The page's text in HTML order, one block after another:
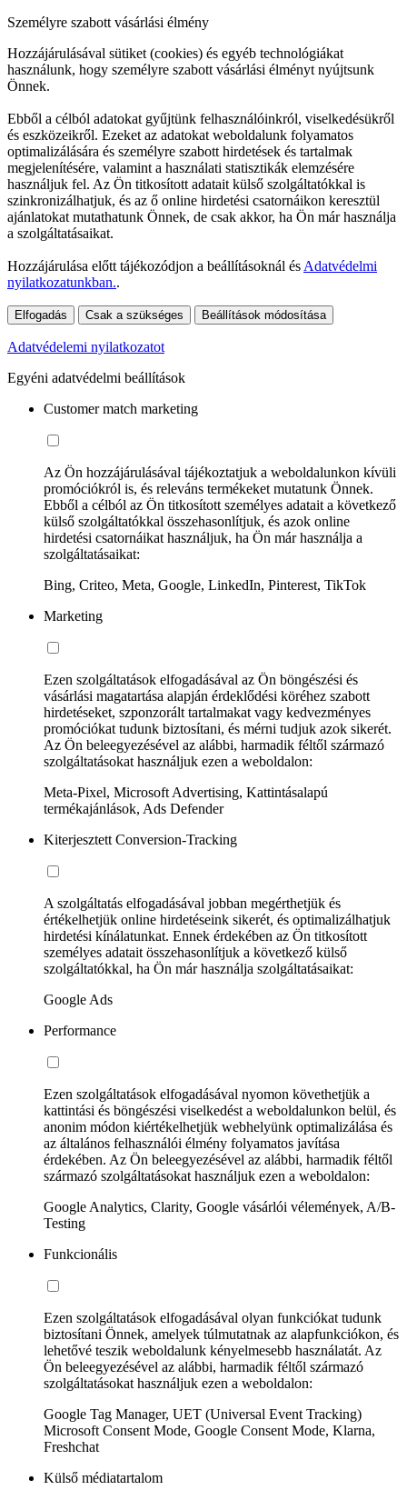
Személyre szabott vásárlási élmény
Hozzájárulásával sütiket (cookies) és egyéb technológiákat
használunk, hogy személyre szabott vásárlási élményt nyújtsunk
Önnek.
Ebből a célból adatokat gyűjtünk felhasználóinkról, viselkedésükről
és eszközeikről. Ezeket az adatokat weboldalunk folyamatos
optimalizálására és személyre szabott hirdetések és tartalmak
megjelenítésére, valamint a használati statisztikák elemzésére
használjuk fel. Az Ön titkosított adatait külső szolgáltatókkal is
szinkronizálhatjuk, és az ő online hirdetési csatornáikon keresztül
ajánlatokat mutathatunk Önnek, de csak akkor, ha Ön már használja
a szolgáltatásaikat.
Hozzájárulása előtt tájékozódjon a beállításoknál és Adatvédelmi
nyilatkozatunkban..
Elfogadás Csak a szükséges Beállítások módosítása
Adatvédelemi nyilatkozatot
Egyéni adatvédelmi beállítások
Customer match marketing
Az Ön hozzájárulásával tájékoztatjuk a weboldalunkon kívüli
promóciókról is, és releváns termékeket mutatunk Önnek.
Ebből a célból az Ön titkosított személyes adatait a következő
külső szolgáltatókkal összehasonlítjuk, és azok online
hirdetési csatornáikat használjuk, ha Ön már használja a
szolgáltatásaikat:
Bing, Criteo, Meta, Google, LinkedIn, Pinterest, TikTok
Marketing
Ezen szolgáltatások elfogadásával az Ön böngészési és
vásárlási magatartása alapján érdeklődési köréhez szabott
hirdetéseket, szponzorált tartalmakat vagy kedvezményes
promóciókat tudunk biztosítani, és mérni tudjuk azok sikerét.
Az Ön beleegyezésével az alábbi, harmadik féltől származó
szolgáltatásokat használjuk ezen a weboldalon:
Meta-Pixel, Microsoft Advertising, Kattintásalapú
termékajánlások, Ads Defender
Kiterjesztett Conversion-Tracking
A szolgáltatás elfogadásával jobban megérthetjük és
értékelhetjük online hirdetéseink sikerét, és optimalizálhatjuk
hirdetési kínálatunkat. Ennek érdekében az Ön titkosított
személyes adatait összehasonlítjuk a következő külső
szolgáltatókkal, ha Ön már használja szolgáltatásaikat:
Google Ads
Performance
Ezen szolgáltatások elfogadásával nyomon követhetjük a
kattintási és böngészési viselkedést a weboldalunkon belül, és
anonim módon kiértékelhetjük webhelyünk optimalizálása és
az általános felhasználói élmény folyamatos javítása
érdekében. Az Ön beleegyezésével az alábbi, harmadik féltől
származó szolgáltatásokat használjuk ezen a weboldalon:
Google Analytics, Clarity, Google vásárlói vélemények, A/B-
Testing
Funkcionális
Ezen szolgáltatások elfogadásával olyan funkciókat tudunk
biztosítani Önnek, amelyek túlmutatnak az alapfunkciókon, és
lehetővé teszik weboldalunk kényelmesebb használatát. Az
Ön beleegyezésével az alábbi, harmadik féltől származó
szolgáltatásokat használjuk ezen a weboldalon:
Google Tag Manager, UET (Universal Event Tracking)
Microsoft Consent Mode, Google Consent Mode, Klarna,
Freshchat
Külső médiatartalom